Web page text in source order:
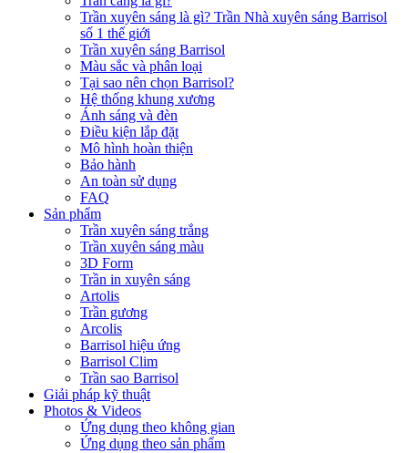
Trần xuyên sáng là gì? Trần Nhà xuyên sáng Barrisol
số 1 thế giới
Trần xuyên sáng Barrisol
Màu sắc và phân loại
Tại sao nên chọn Barrisol?
Hệ thống khung xương
Ánh sáng và đèn
Điều kiện lắp đặt
Mô hình hoàn thiện
Bảo hành
An toàn sử dụng
FAQ
Sản phẩm
Trần xuyên sáng trắng
Trần xuyên sáng màu
3D Form
Trần in xuyên sáng
Artolis
Trần gương
Arcolis
Barrisol hiệu ứng
Barrisol Clim
Trần sao Barrisol
Giải pháp kỹ thuật
Photos & Videos
Ứng dụng theo không gian
Ứng dụng theo sản phẩm